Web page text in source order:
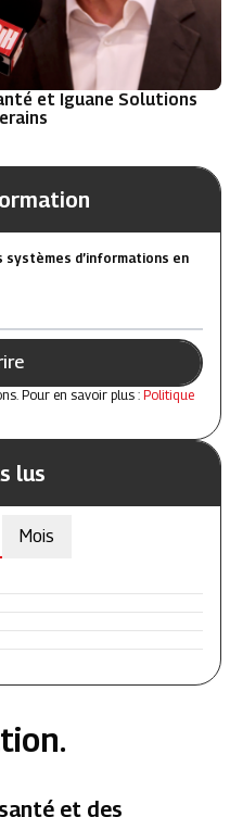
et Iguane Solutions
systèmes d’informations en
Pour en savoir plus : Politique
lus
Mois
et des